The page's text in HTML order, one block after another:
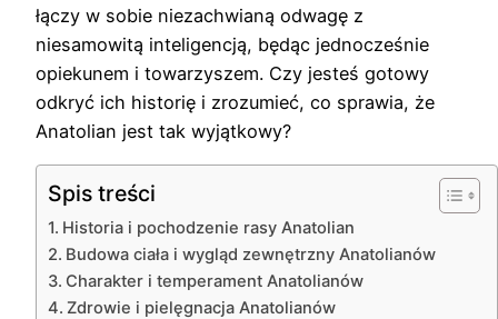
łączy w sobie niezachwianą odwagę z
niesamowitą inteligencją, będąc jednocześnie
opiekunem i towarzyszem. Czy jesteś gotowy
odkryć ich historię i zrozumieć, co sprawia, że
Anatolian jest tak wyjątkowy?
Spis treści
Historia i pochodzenie rasy Anatolian
Budowa ciała i wygląd zewnętrzny Anatolianów
Charakter i temperament Anatolianów
Zdrowie i pielęgnacja Anatolianów